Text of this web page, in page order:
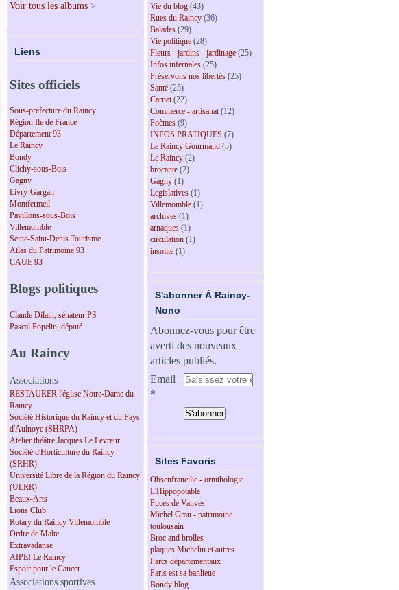
Voir tous les albums >
Liens
Sites officiels
Sous-préfecture du Raincy
Région Ile de France
Département 93
Le Raincy
Bondy
Clichy-sous-Bois
Gagny
Livry-Gargan
Montfermeil
Pavillons-sous-Bois
Villemomble
Seine-Saint-Denis Tourisme
Atlas du Patrimoine 93
CAUE 93
Blogs politiques
Claude Dilain, sénateur PS
Pascal Popelin, député
Au Raincy
Associations
RESTAURER l'église Notre-Dame du
Raincy
Société Historique du Raincy et du Pays
d'Aulnoye (SHRPA)
Atelier théâtre Jacques Le Levreur
Société d'Horticulture du Raincy
(SRHR)
Université Libre de la Région du Raincy
(ULRR)
Beaux-Arts
Lions Club
Rotary du Raincy Villemomble
Ordre de Malte
Extravadanse
AIPEI Le Raincy
Espoir pour le Cancer
Associations sportives
Vie du blog (43)
Rues du Raincy (36)
Balades (29)
Vie politique (28)
Fleurs - jardins - jardinage (25)
Infos infernales (25)
Préservons nos libertés (25)
Santé (25)
Carnet(22)
Commerce - artisanat(12)
Poèmes (9)
INFOS PRATIQUES (7)
Le Raincy Gourmand (5)
Le Raincy (2)
brocante (2)
Gagny (1)
Legislatives (1)
Villemomble (1)
archives (1)
arnaques (1)
circulation (1)
insolite (1)
S'abonner À Raincy-
Nono
Abonnez-vous pour être
averti des nouveaux
articles publiés.
Email
Sites Favoris
Obsenfrancilie - ornithologie
L'Hippopotable
Puces de Vanves
Michel Grau - patrimoine
toulousain
Broc and brolles
plaques Michelin et autres
Parcs départementaux
Paris est sa banlieue
Bondy blog